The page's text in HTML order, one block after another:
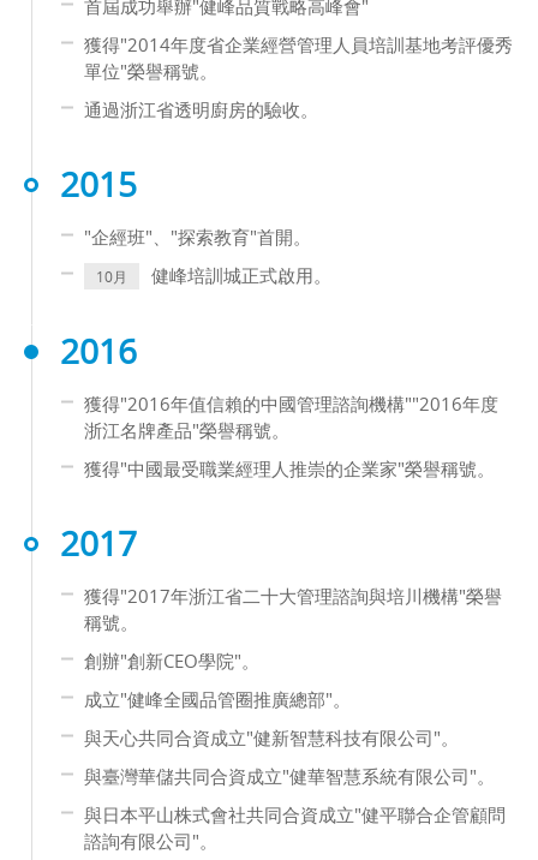
首屆成功舉辦"健峰品質戰略高峰會"
獲得"2014年度省企業經營管理人員培訓基地考評優秀
單位"榮譽稱號。
通過浙江省透明廚房的驗收。
2015
"企經班"、"探索教育"首開。
10月 健峰培訓城正式啟用。
2016
獲得"2016年值信賴的中國管理諮詢機構""2016年度
浙江名牌產品"榮譽稱號。
獲得"中國最受職業經理人推崇的企業家"榮譽稱號。
2017
獲得"2017年浙江省二十大管理諮詢與培川機構"榮譽
稱號。
創辦"創新CEO學院"。
成立"健峰全國品管圈推廣總部"。
與天心共同合資成立"健新智慧科技有限公司"。
與臺灣華儲共同合資成立"健華智慧系統有限公司"。
與日本平山株式會社共同合資成立"健平聯合企管顧問
諮詢有限公司"。